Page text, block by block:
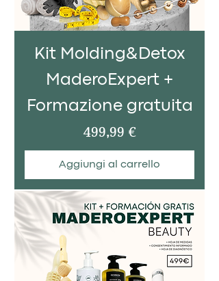
Kit Molding&Detox
MaderoExpert +
Formazione gratuita
Prezzo
499,99 €
Aggiungi al carrello